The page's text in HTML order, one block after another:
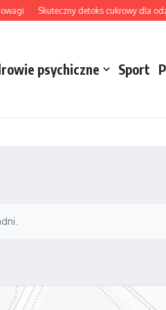
Skuteczny detoks cukrowy dla
psychiczne Sport